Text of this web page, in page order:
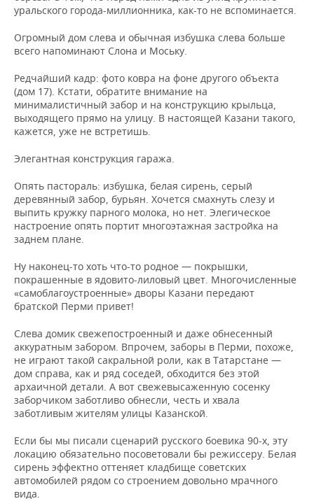
уральского города-миллионника, как-то не вспоминается.
Огромный дом слева и обычная избушка слева больше
всего напоминают Слона и Моську.
Редчайший кадр: фото ковра на фоне другого объекта
(дом 17). Кстати, обратите внимание на
минималистичный забор и на конструкцию крыльца,
выходящего прямо на улицу. В настоящей Казани такого,
кажется, уже не встретишь.
Элегантная конструкция гаража.
Опять пастораль: избушка, белая сирень, серый
деревянный забор, бурьян. Хочется смахнуть слезу и
выпить кружку парного молока, но нет. Элегическое
настроение опять портит многоэтажная застройка на
заднем плане.
Ну наконец-то хоть что-то родное — покрышки,
покрашенные в ядовито-лиловый цвет. Многочисленные
«самоблагоустроенные» дворы Казани передают
братской Перми привет!
Слева домик свежепостроенный и даже обнесенный
аккуратным забором. Впрочем, заборы в Перми, похоже,
не играют такой сакральной роли, как в Татарстане —
дом справа, как и ряд соседей, обходится без этой
архаичной детали. А вот свежевысаженную сосенку
заборчиком заботливо обнесли, честь и хвала
заботливым жителям улицы Казанской.
Если бы мы писали сценарий русского боевика 90-х, эту
локацию обязательно посоветовали бы режиссеру. Белая
сирень эффектно оттеняет кладбище советских
автомобилей рядом со строением довольно мрачного
вида.